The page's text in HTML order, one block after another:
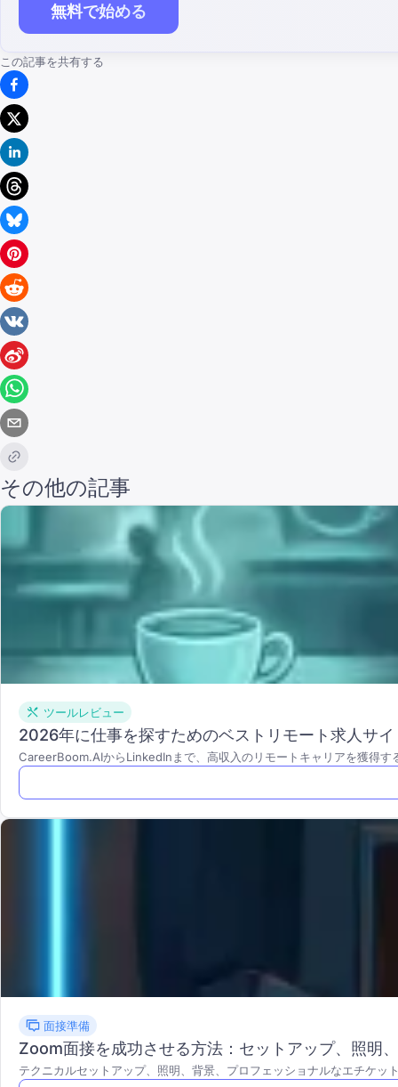
無料で始める
この記事を共有する
その他の記事
ツールレビュー
2026年に仕事を探すためのベストリモート求人サイ
CareerBoom.AIからLinkedInまで、高収入のリモートキャリアを獲得す
面接準備
Zoom面接を成功させる方法：セットアップ、照明
テクニカルセットアップ、照明、背景、プロフェッショナルなエチケ